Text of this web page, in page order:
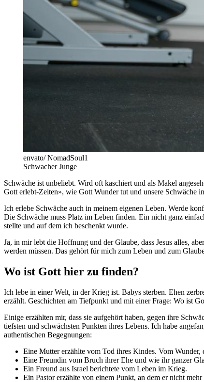
envato/ NomadSoul1
Schwacher Junge
Schwäche ist unbeliebt. Wird oft kaschiert und als Makel
Gott erlebt-Zeiten», wie Gott Wunder tut und unsere Schwäche
Ich erlebe Schwäche auch in meinem eigenen Leben. Werde
Die Schwäche muss Platz im Leben finden. Ein nicht ganz
stellte und auf dem ich beschenkt wurde.
Ja, in mir lebt die Hoffnung und der Glaube, dass Jesus alles,
werden müssen. Das gehört für mich zum Leben und zum
Wo ist Gott hier zu finden?
Ich lebe in einer Welt, in der Krieg ist. Babys sterben. Ehen
erzählt. Geschichten am Tiefpunkt und mit einer Frage: Wo ist
Einige erzählten mir, dass sie aufgehört haben, gegen ihre
tiefsten und schwächsten Punkten ihres Lebens. Ich habe
authentischen Begegnungen:
Eine Mutter erzählte vom Tod ihres Kindes. Vom Wunder,
Eine Freundin vom Bruch ihrer Ehe und wie ihr ganzer
Ein Freund aus Israel berichtete vom Leben im Krieg.
Ein Pastor erzählte von einem Punkt, an dem er nicht